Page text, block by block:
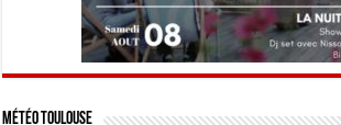
Météo Toulouse